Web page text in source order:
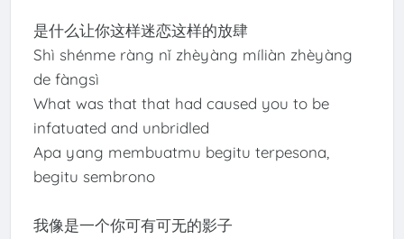
是什么让你这样迷恋这样的放肆
Shì shénme ràng nǐ zhèyàng míliàn zhèyàng
de fàngsì
What was that that had caused you to be
infatuated and unbridled
Apa yang membuatmu begitu terpesona,
begitu sembrono
我像是一个你可有可无的影子